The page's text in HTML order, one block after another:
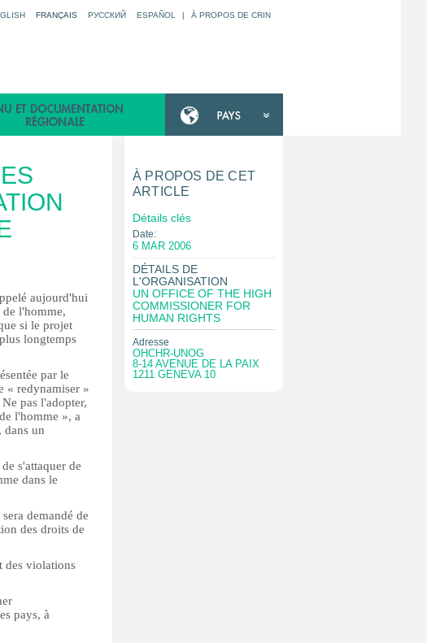
FRANÇAIS РУССКИЙ ESPAÑOL | À PROPOS DE CRIN
aujourd'hui
de l'homme,
si le projet
longtemps
par le
« redynamiser »
pas l'adopter,
l'homme », a
dans un
s'attaquer de
dans le
demandé de
des droits de
des violations
pays, à
À PROPOS DE CET
ARTICLE
Détails clés
Date:
6 MAR 2006
DÉTAILS DE
L'ORGANISATION
UN OFFICE OF THE HIGH
COMMISSIONER FOR
HUMAN RIGHTS
Adresse
OHCHR-UNOG
8-14 AVENUE DE LA PAIX
1211 GENEVA 10